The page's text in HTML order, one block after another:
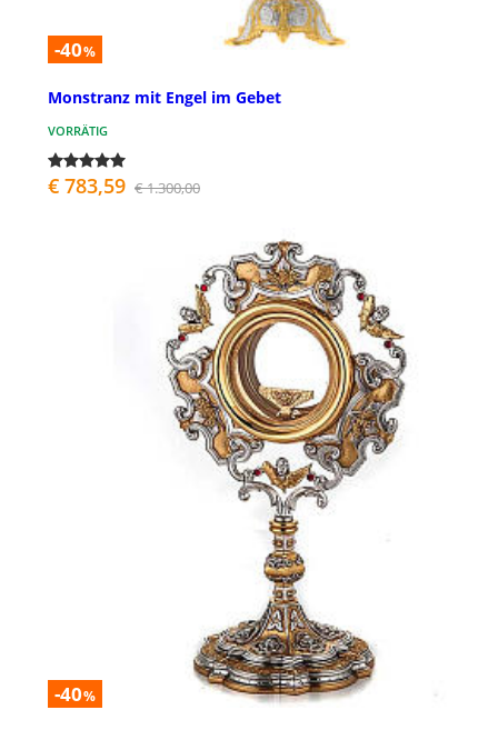
-40%
Monstranz mit Engel im Gebet
VORRÄTIG
€ 783,59 € 1.300,00
-40%